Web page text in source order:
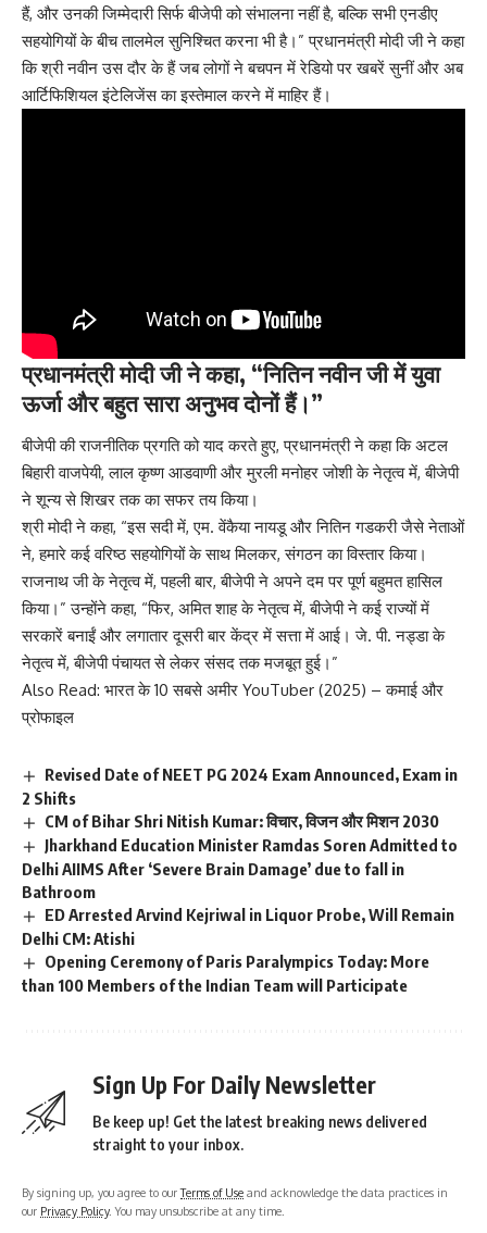
हैं, और उनकी जिम्मेदारी सिर्फ बीजेपी को संभालना नहीं है, बल्कि सभी एनडीए
सहयोगियों के बीच तालमेल सुनिश्चित करना भी है।” प्रधानमंत्री मोदी जी ने कहा
कि श्री नवीन उस दौर के हैं जब लोगों ने बचपन में रेडियो पर खबरें सुनीं और अब
आर्टिफिशियल इंटेलिजेंस का इस्तेमाल करने में माहिर हैं।
प्रधानमंत्री मोदी जी ने कहा, “नितिन नवीन जी में युवा
ऊर्जा और बहुत सारा अनुभव दोनों हैं।”
बीजेपी की राजनीतिक प्रगति को याद करते हुए, प्रधानमंत्री ने कहा कि अटल
बिहारी वाजपेयी, लाल कृष्ण आडवाणी और मुरली मनोहर जोशी के नेतृत्व में, बीजेपी
ने शून्य से शिखर तक का सफर तय किया।
श्री मोदी ने कहा, “इस सदी में, एम. वेंकैया नायडू और नितिन गडकरी जैसे नेताओं
ने, हमारे कई वरिष्ठ सहयोगियों के साथ मिलकर, संगठन का विस्तार किया।
राजनाथ जी के नेतृत्व में, पहली बार, बीजेपी ने अपने दम पर पूर्ण बहुमत हासिल
किया।” उन्होंने कहा, “फिर, अमित शाह के नेतृत्व में, बीजेपी ने कई राज्यों में
सरकारें बनाईं और लगातार दूसरी बार केंद्र में सत्ता में आई। जे. पी. नड्डा के
नेतृत्व में, बीजेपी पंचायत से लेकर संसद तक मजबूत हुई।”
Also Read: भारत के 10 सबसे अमीर YouTuber (2025) – कमाई और
प्रोफाइल
Revised Date of NEET PG 2024 Exam Announced, Exam in
2 Shifts
CM of Bihar Shri Nitish Kumar: विचार, विजन और मिशन 2030
Jharkhand Education Minister Ramdas Soren Admitted to
Delhi AIIMS After ‘Severe Brain Damage’ due to fall in
Bathroom
ED Arrested Arvind Kejriwal in Liquor Probe, Will Remain
Delhi CM: Atishi
Opening Ceremony of Paris Paralympics Today: More
than 100 Members of the Indian Team will Participate
Sign Up For Daily Newsletter
Be keep up! Get the latest breaking news delivered
straight to your inbox.
By signing up, you agree to ourTerms of Use and acknowledge the data practices in
our Privacy Policy. You may unsubscribe at any time.